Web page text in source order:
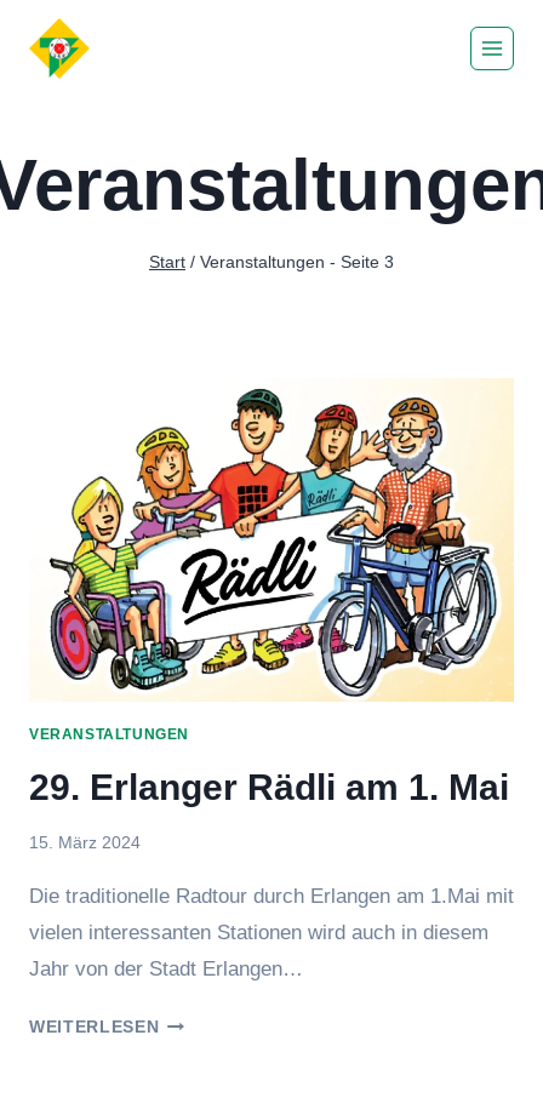
Inhalt
Start / Veranstaltungen - Seite 3
VERANSTALTUNGEN
29. Erlanger Rädli am 1. Mai
Von
15. März 2024
Die traditionelle Radtour durch Erlangen am 1.Mai mit
vielen interessanten Stationen wird auch in diesem
Jahr von der Stadt Erlangen…
WEITERLESEN29.